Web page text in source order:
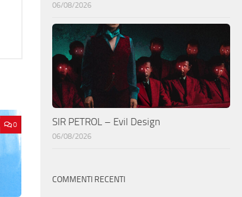
0
06/08/2026
SIR PETROL – Evil Design
06/08/2026
COMMENTI RECENTI